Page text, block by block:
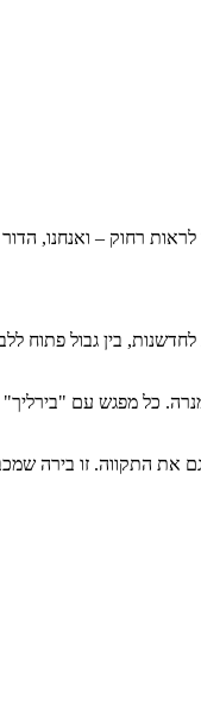
לראות רחוק – ואנחנו,
בין גבול פתוח
כל מפגש עם "בירליך"
התקווה. זו בירה